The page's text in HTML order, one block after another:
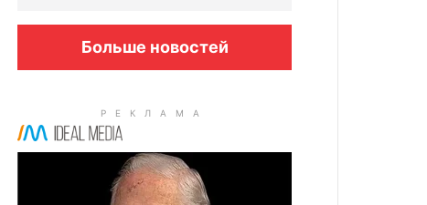
Больше новостей